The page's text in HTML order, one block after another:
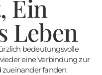
Ein
Leben
bedeutungsvolle
eine Verbindung zur
fanden.